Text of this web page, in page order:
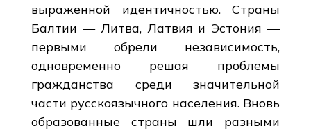
выраженной идентичностью. Страны
Балтии — Литва, Латвия и Эстония —
первыми обрели независимость,
одновременно решая проблемы
гражданства среди значительной
части русскоязычного населения. Вновь
образованные страны шли разными